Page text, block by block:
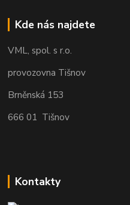
Kde nás najdete
VML, spol. s r.o.
provozovna Tišnov
Brněnská 153
666 01 Tišnov
Kontakty